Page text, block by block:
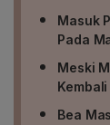
Masuk
Pada
Meski
Bea